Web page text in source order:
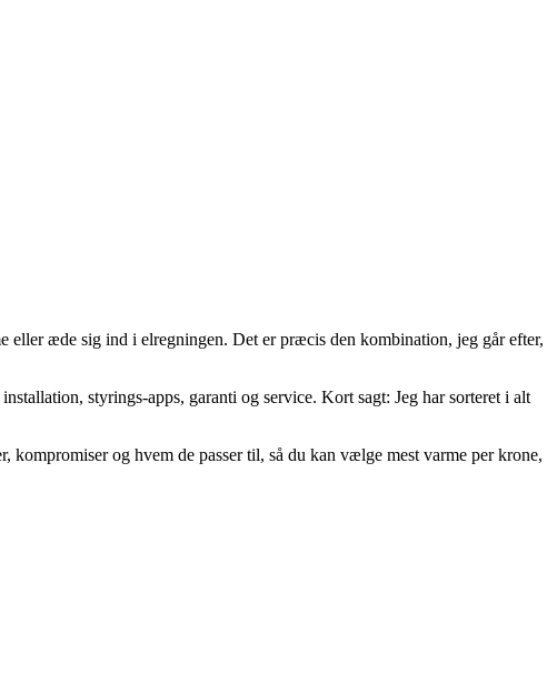
eller æde sig ind i elregningen. Det er præcis den kombination, jeg går efter,
styrings-apps, garanti og service. Kort sagt: Jeg har sorteret i alt
kompromiser og hvem de passer til, så du kan vælge mest varme per krone,